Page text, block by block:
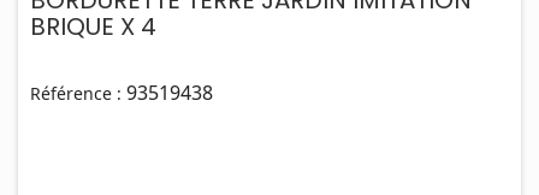
BRIQUE X 4
Référence : 93519438